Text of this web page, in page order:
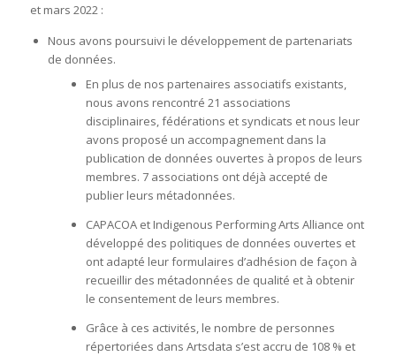
et mars 2022 :
Nous avons poursuivi le développement de partenariats
de données.
En plus de nos partenaires associatifs existants,
nous avons rencontré 21 associations
disciplinaires, fédérations et syndicats et nous leur
avons proposé un accompagnement dans la
publication de données ouvertes à propos de leurs
membres. 7 associations ont déjà accepté de
publier leurs métadonnées.
CAPACOA et Indigenous Performing Arts Alliance ont
développé des politiques de données ouvertes et
ont adapté leur formulaires d’adhésion de façon à
recueillir des métadonnées de qualité et à obtenir
le consentement de leurs membres.
Grâce à ces activités, le nombre de personnes
répertoriées dans Artsdata s’est accru de 108 % et